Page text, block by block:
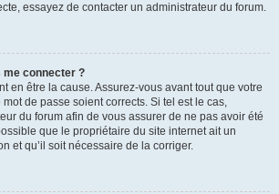
essayez de contacter un administrateur du forum.
me connecter ?
en être la cause. Assurez-vous avant tout que votre
mot de passe soient corrects. Si tel est le cas,
du forum afin de vous assurer de ne pas avoir été
que le propriétaire du site internet ait un
et qu’il soit nécessaire de la corriger.